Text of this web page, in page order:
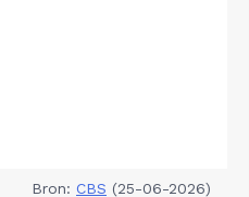
Bron: CBS (25-06-2026)